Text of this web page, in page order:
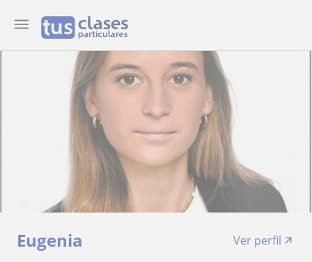
Eugenia
Ver perfil